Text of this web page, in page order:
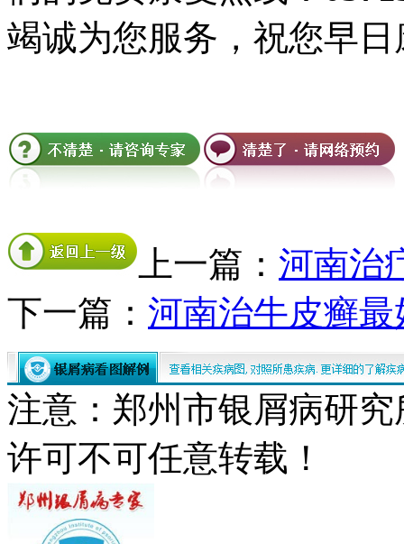
竭诚为您服务，祝您早日
上一篇： 河南治
下一篇： 河南治牛皮癣
注意：郑州市银屑病研
许可不可任意转载！